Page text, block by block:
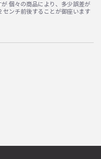
個々の商品により、多少誤差が
ンチ前後することが御座います